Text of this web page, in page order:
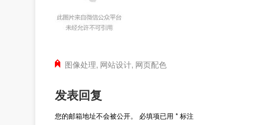
图像处理, 网站设计, 网页配色
发表回复
您的邮箱地址不会被公开。 必填项已用 * 标注